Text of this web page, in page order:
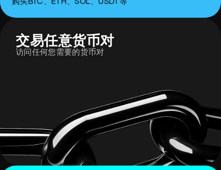
交易任意货币对
访问任何您需要的货币对